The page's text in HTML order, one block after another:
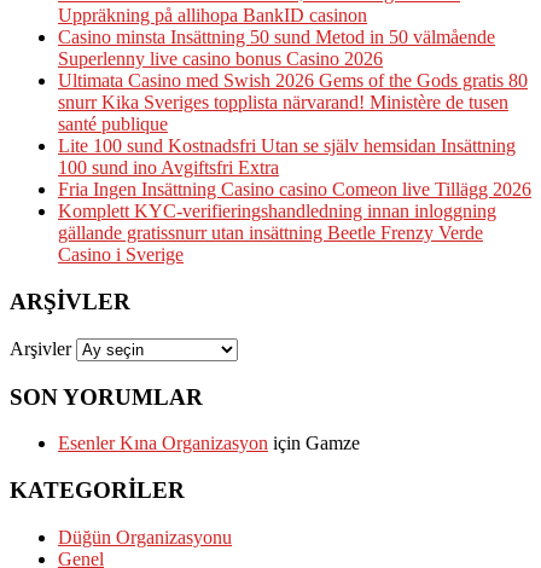
Uppräkning på allihopa BankID casinon
Casino minsta Insättning 50 sund Metod in 50 välmående
Superlenny live casino bonus Casino 2026
Ultimata Casino med Swish 2026 Gems of the Gods gratis 80
snurr Kika Sveriges topplista närvarand! Ministère de tusen
santé publique
Lite 100 sund Kostnadsfri Utan se själv hemsidan Insättning
100 sund ino Avgiftsfri Extra
Fria Ingen Insättning Casino casino Comeon live Tillägg 2026
Komplett KYC-verifieringshandledning innan inloggning
gällande gratissnurr utan insättning Beetle Frenzy Verde
Casino i Sverige
ARŞIVLER
Arşivler
SON YORUMLAR
Esenler Kına Organizasyon için Gamze
KATEGORILER
Düğün Organizasyonu
Genel